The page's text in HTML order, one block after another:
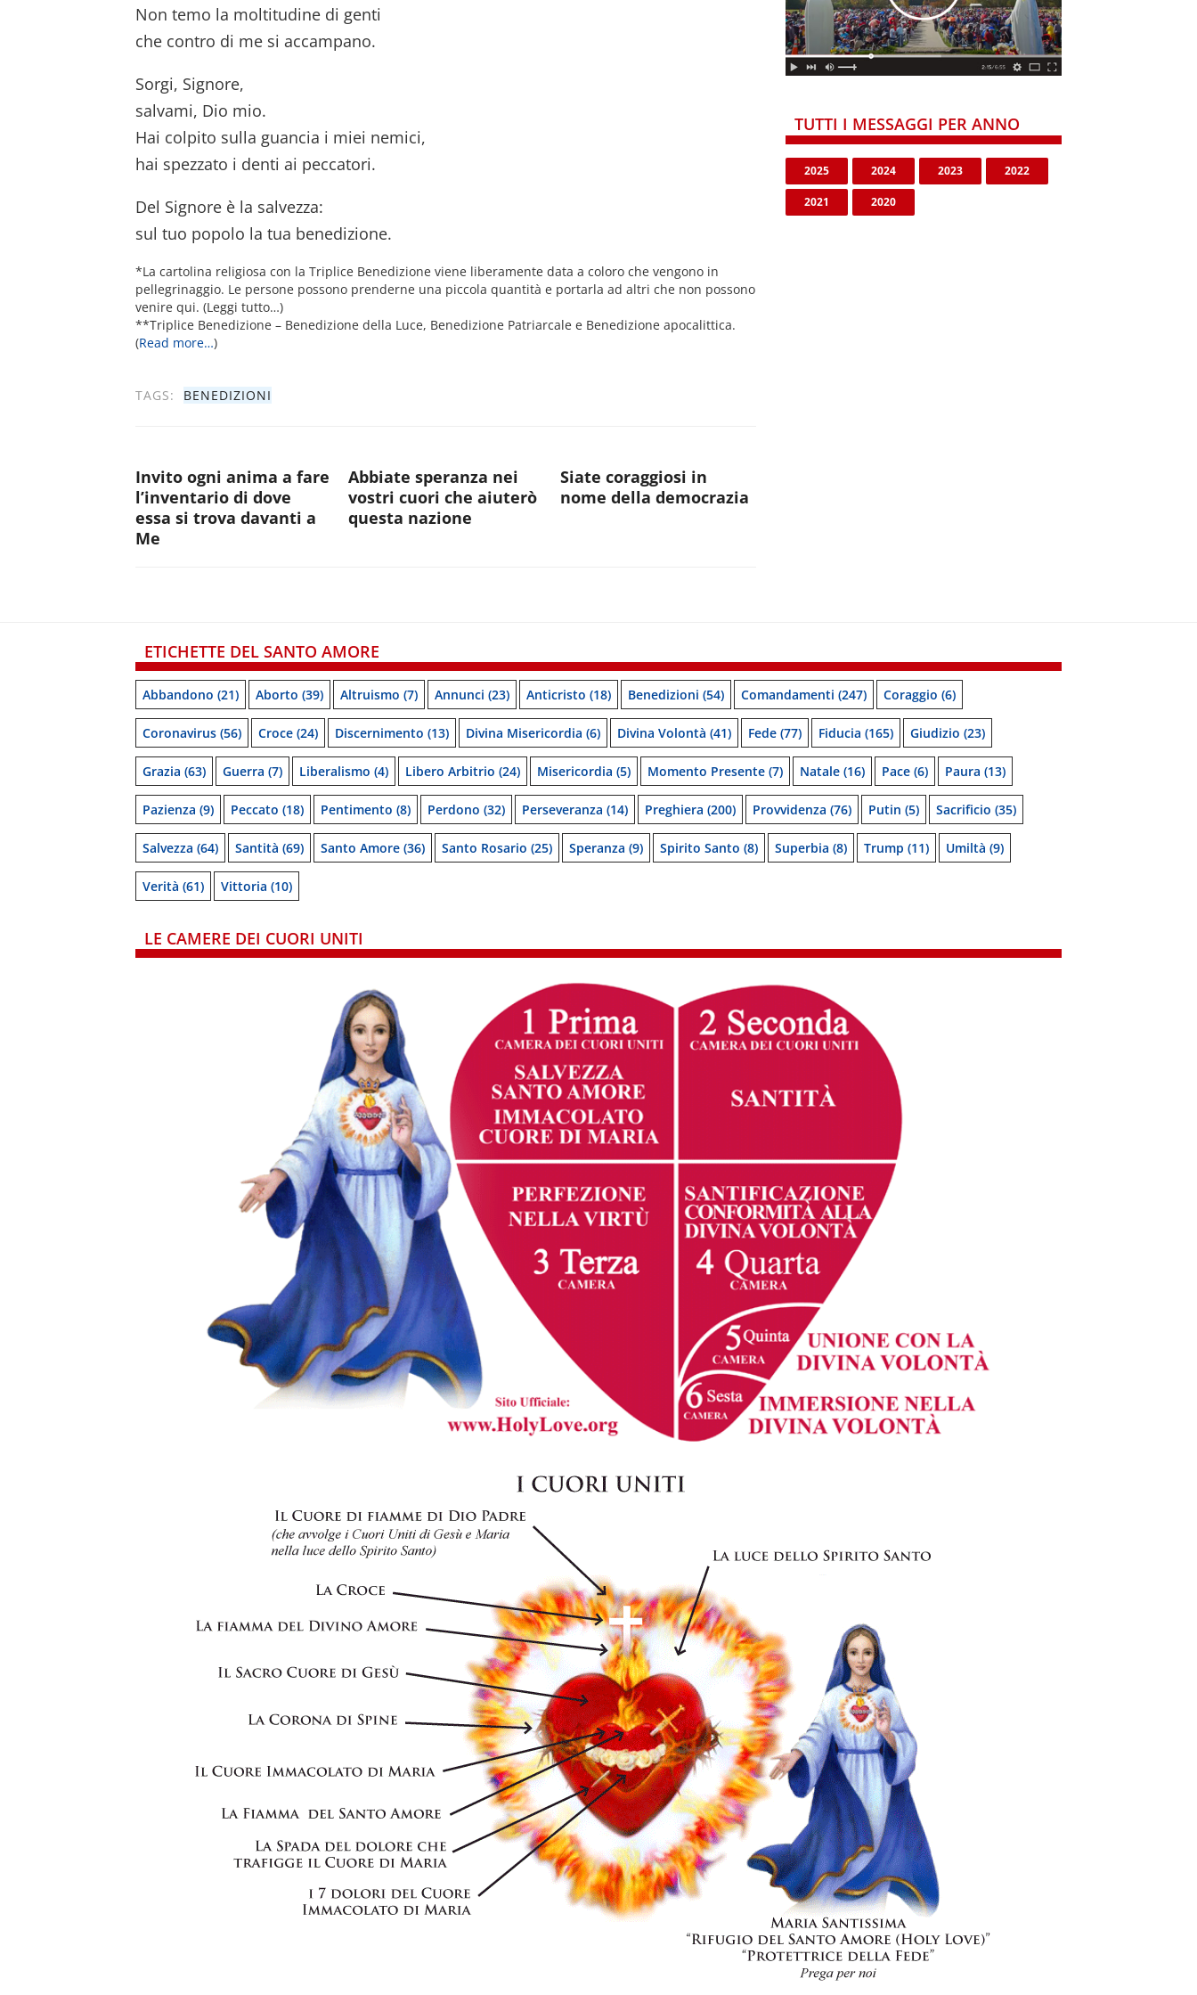
Non temo la moltitudine di genti
che contro di me si accampano.
Sorgi, Signore,
salvami, Dio mio.
Hai colpito sulla guancia i miei nemici,
hai spezzato i denti ai peccatori.
Del Signore è la salvezza:
sul tuo popolo la tua benedizione.
*La cartolina religiosa con la Triplice Benedizione viene liberamente data a coloro che vengono in
pellegrinaggio. Le persone possono prenderne una piccola quantità e portarla ad altri che non possono
venire qui. (Leggi tutto…)
**Triplice Benedizione – Benedizione della Luce, Benedizione Patriarcale e Benedizione apocalittica.
(Read more…)
TAGS: BENEDIZIONI
Invito ogni anima a fare
l’inventario di dove
essa si trova davanti a
Me
Abbiate speranza nei
vostri cuori che aiuterò
questa nazione
Siate coraggiosi in
nome della democrazia
TUTTI I MESSAGGI PER ANNO
2025 2024 2023 2022
2021 2020
ETICHETTE DEL SANTO AMORE
Abbandono (21) Aborto (39) Altruismo (7) Annunci (23) Anticristo (18) Benedizioni (54) Comandamenti (247) Coraggio (6)
Coronavirus (56) Croce (24) Discernimento (13) Divina Misericordia (6) Divina Volontà (41) Fede (77) Fiducia (165) Giudizio (23)
Grazia (63) Guerra (7) Liberalismo (4) Libero Arbitrio (24) Misericordia (5) Momento Presente (7) Natale (16) Pace (6) Paura (13)
Pazienza (9) Peccato (18) Pentimento (8) Perdono (32) Perseveranza (14) Preghiera (200) Provvidenza (76) Putin (5) Sacrificio (35)
Salvezza (64) Santità (69) Santo Amore (36) Santo Rosario (25) Speranza (9) Spirito Santo (8) Superbia (8) Trump (11) Umiltà (9)
Verità (61) Vittoria (10)
LE CAMERE DEI CUORI UNITI